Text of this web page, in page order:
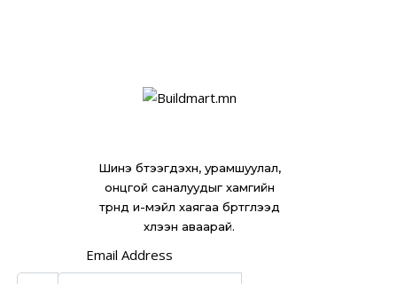
Шинэ бүтээгдэхүүн, урамшуулал,
онцгой саналуудыг хамгийн
түрүүнд и-мэйл хаягаа бүртгүүлээд
хүлээн аваарай.
Email Address